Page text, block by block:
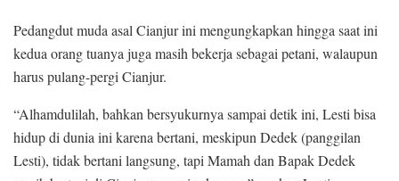
Pedangdut muda asal Cianjur ini mengungkapkan hingga saat ini
kedua orang tuanya juga masih bekerja sebagai petani, walaupun
harus pulang-pergi Cianjur.
“Alhamdulilah, bahkan bersyukurnya sampai detik ini, Lesti bisa
hidup di dunia ini karena bertani, meskipun Dedek (panggilan
Lesti), tidak bertani langsung, tapi Mamah dan Bapak Dedek